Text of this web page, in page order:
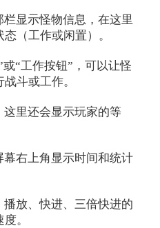
显示怪物信息，在这里
（工作或闲置）。
“工作按钮”，可以让怪
斗或工作。
这里还会显示玩家的等
右上角显示时间和统计
放、快进、三倍快进的
。